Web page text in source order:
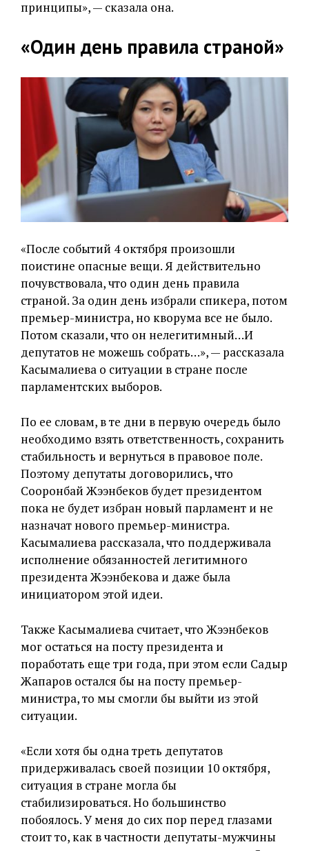
принципы», — сказала она.
«Один день правила страной»
«После событий 4 октября произошли
поистине опасные вещи. Я действительно
почувствовала, что один день правила
страной. За один день избрали спикера, потом
премьер-министра, но кворума все не было.
Потом сказали, что он нелегитимный…И
депутатов не можешь собрать…», — рассказала
Касымалиева о ситуации в стране после
парламентских выборов.
По ее словам, в те дни в первую очередь было
необходимо взять ответственность, сохранить
стабильность и вернуться в правовое поле.
Поэтому депутаты договорились, что
Сооронбай Жээнбеков будет президентом
пока не будет избран новый парламент и не
назначат нового премьер-министра.
Касымалиева рассказала, что поддерживала
исполнение обязанностей легитимного
президента Жээнбекова и даже была
инициатором этой идеи.
Также Касымалиева считает, что Жээнбеков
мог остаться на посту президента и
поработать еще три года, при этом если Садыр
Жапаров остался бы на посту премьер-
министра, то мы смогли бы выйти из этой
ситуации.
«Если хотя бы одна треть депутатов
придерживалась своей позиции 10 октября,
ситуация в стране могла бы
стабилизироваться. Но большинство
побоялось. У меня до сих пор перед глазами
стоит то, как в частности депутаты-мужчины